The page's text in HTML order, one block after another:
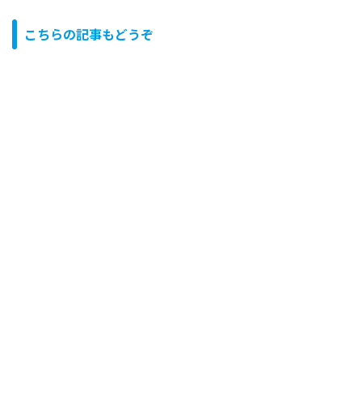
こちらの記事もどうぞ